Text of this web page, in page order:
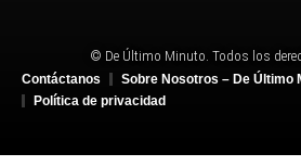
© De Último Minuto. Todos los
Contáctanos
Sobre Nosotros – De Último
Política de privacidad